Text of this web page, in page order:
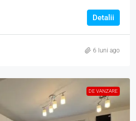
Detalii
6 luni ago
DE VANZARE